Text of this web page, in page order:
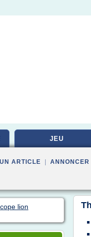
JEU
UN ARTICLE ANNONCER
lion